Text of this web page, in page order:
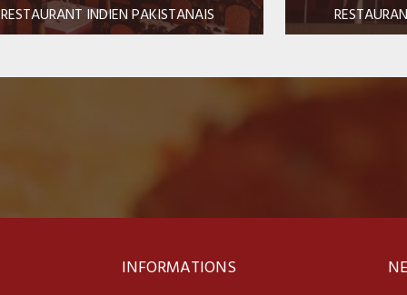
RESTAURANT INDIEN PAKISTANAIS
INFORMATIONS